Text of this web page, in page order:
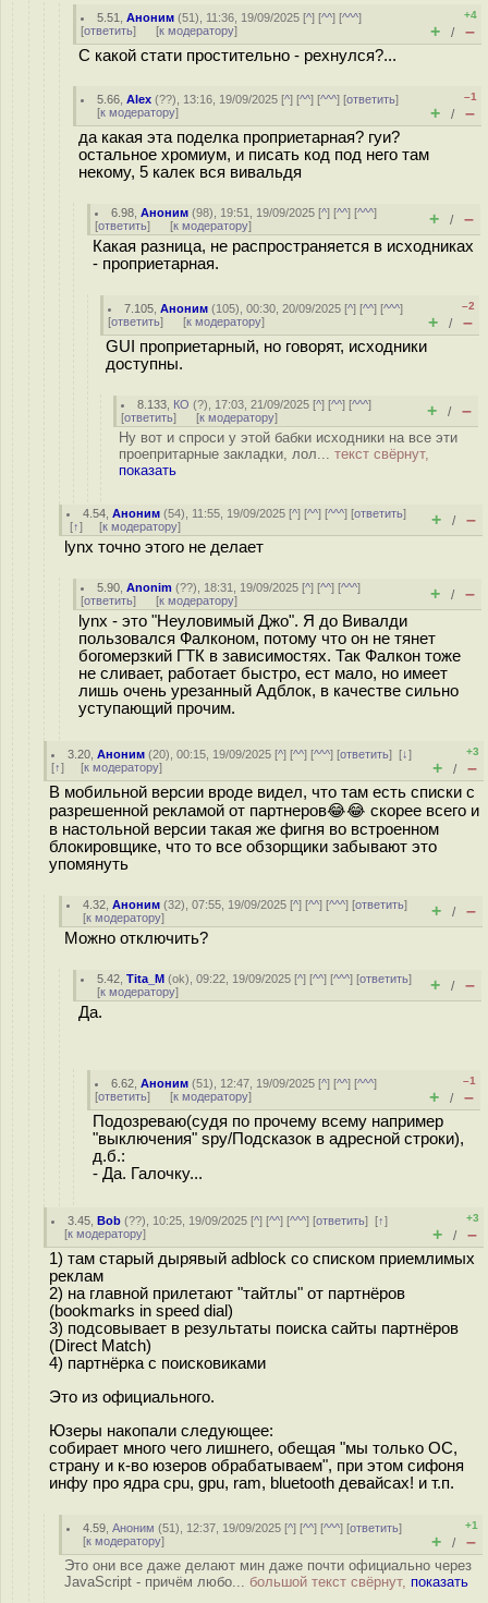
5.51 ,Аноним (51), 11:36, 19/09/2025 [^] [^^] [^^^]
[ответить] [к модератору]
+4
+ / –
С какой стати простительно - рехнулся?...
5.66 ,Alex (??), 13:16, 19/09/2025 [^] [^^] [^^^] [ответить]
[к модератору]
–1
+ / –
да какая эта поделка проприетарная? гуи?
остальное хромиум, и писать код под него там
некому, 5 калек вся вивальдя
6.98 ,Аноним (98), 19:51, 19/09/2025 [^] [^^] [^^^]
[ответить] [к модератору] + / –
Какая разница, не распространяется в исходниках
- проприетарная.
7.105 ,Аноним (105), 00:30, 20/09/2025 [^] [^^] [^^^]
[ответить] [к модератору]
–2
+ / –
GUI проприетарный, но говорят, исходники
доступны.
8.133 КО (?), 17:03, 21/09/2025 [^] [^^] [^^^]
[ответить] [к модератору] + / –
Ну вот и спроси у этой бабки исходники на все эти
проепритарные закладки, лол... текст свёрнут,
показать
4.54 ,Аноним (54), 11:55, 19/09/2025 [^] [^^] [^^^] [ответить]
[↑] [к модератору] + / –
lynx точно этого не делает
5.90 ,Anonim (??), 18:31, 19/09/2025 [^] [^^] [^^^]
[ответить] [к модератору] + / –
lynx - это "Неуловимый Джо". Я до Вивалди
пользовался Фалконом, потому что он не тянет
богомерзкий ГТК в зависимостях. Так Фалкон тоже
не сливает, работает быстро, ест мало, но имеет
лишь очень урезанный Адблок, в качестве сильно
уступающий прочим.
3.20 ,Аноним (20), 00:15, 19/09/2025 [^] [^^] [^^^] [ответить][↓]
[↑] [к модератору]
+3
+ / –
В мобильной версии вроде видел, что там есть списки с
разрешенной рекламой от партнеров😂😂 скорее всего и
в настольной версии такая же фигня во встроенном
блокировщике, что то все обзорщики забывают это
упомянуть
4.32 ,Аноним (32), 07:55, 19/09/2025 [^] [^^] [^^^] [ответить]
[к модератору] + / –
Можно отключить?
5.42 ,Tita_M (ok), 09:22, 19/09/2025 [^] [^^] [^^^] [ответить]
[к модератору] + / –
Да.
6.62 ,Аноним (51), 12:47, 19/09/2025 [^] [^^] [^^^]
[ответить] [к модератору]
–1
+ / –
Подозреваю(судя по прочему всему например
"выключения" spy/Подсказок в адресной строки),
д.б.:
- Да. Галочку...
3.45 ,Bob (??), 10:25, 19/09/2025 [^] [^^] [^^^] [ответить][↑]
[к модератору]
+3
+ / –
1) там старый дырявый adblock со списком приемлимых
реклам
2) на главной прилетают "тайтлы" от партнёров
(bookmarks in speed dial)
3) подcoвывает в результаты поиска сайты партнёров
(Direct Match)
4) партнёрка с поисковиками
Это из официального.
Юзеры накопали следующее:
собирает много чего лишнего, обещая "мы только ОС,
страну и к-во юзеров обрабатываем", при этом сифоня
инфу про ядра cpu, gpu, ram, bluetooth девайсах! и т.п.
4.59 ,Аноним (51), 12:37, 19/09/2025 [^] [^^] [^^^] [ответить]
[к модератору]
+1
+ / –
Это они все даже делают мин даже почти официально через
JavaScript - причём любо... большой текст свёрнут, показать